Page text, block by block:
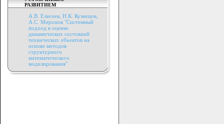
РАЗВИТИЕМ
А.В. Елисеев, Н.К. Кузнецов,
А.С. Миронов "Системный
подход в оценке
динамических состояний
технических объектов на
основе методов
структурного
математического
моделирования"